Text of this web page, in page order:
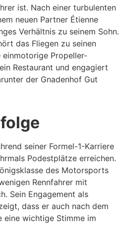
ist. Nach einer turbulenten
neuen Partner Étienne
Verhältnis zu seinem Sohn.
das Fliegen zu seinen
Propeller-
Restaurant und engagiert
der Gnadenhof Gut
seiner Formel-1-Karriere
Podestplätze erreichen.
des Motorsports
Rennfahrer mit
Sein Engagement als
dass er auch nach dem
eine wichtige Stimme im